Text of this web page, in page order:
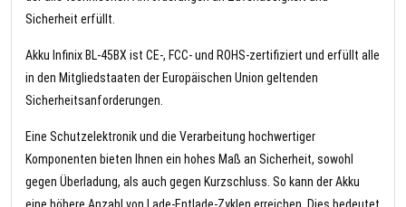
Sicherheit erfüllt.
Akku Infinix BL-45BX ist CE-, FCC- und ROHS-zertifiziert und erfüllt alle
in den Mitgliedstaaten der Europäischen Union geltenden
Sicherheitsanforderungen.
Eine Schutzelektronik und die Verarbeitung hochwertiger
Komponenten bieten Ihnen ein hohes Maß an Sicherheit, sowohl
gegen Überladung, als auch gegen Kurzschluss. So kann der Akku
eine höhere Anzahl von Lade-Entlade-Zyklen erreichen. Dies bedeutet